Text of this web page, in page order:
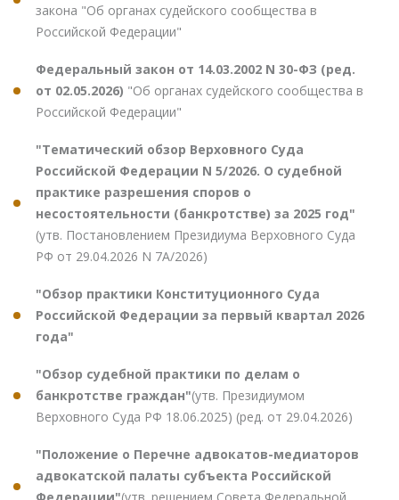
закона "Об органах судейского сообщества в
Российской Федерации"
Федеральный закон от 14.03.2002 N 30-ФЗ (ред.
от 02.05.2026) "Об органах судейского сообщества в
Российской Федерации"
"Тематический обзор Верховного Суда
Российской Федерации N 5/2026. О судебной
практике разрешения споров о
несостоятельности (банкротстве) за 2025 год"
(утв. Постановлением Президиума Верховного Суда
РФ от 29.04.2026 N 7А/2026)
"Обзор практики Конституционного Суда
Российской Федерации за первый квартал 2026
года"
"Обзор судебной практики по делам о
банкротстве граждан"(утв. Президиумом
Верховного Суда РФ 18.06.2025) (ред. от 29.04.2026)
"Положение о Перечне адвокатов-медиаторов
адвокатской палаты субъекта Российской